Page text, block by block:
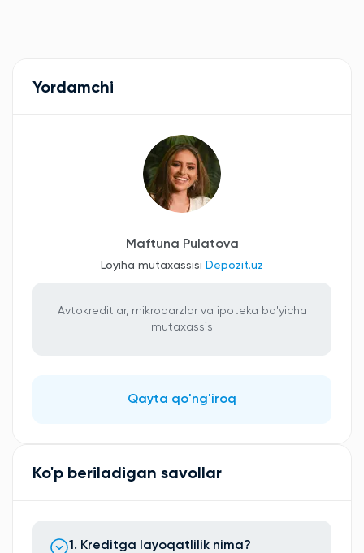
Yordamchi
Maftuna Pulatova
Loyiha mutaxassisi Depozit.uz
Avtokreditlar, mikroqarzlar va ipoteka bo'yicha
mutaxassis
Qayta qo'ng'iroq
Ko'p beriladigan savollar
1. Kreditga layoqatlilik nima?